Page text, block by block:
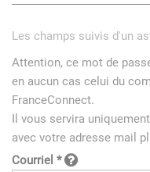
Les champs suivis d'un
Attention, ce mot de
en aucun cas celui du
FranceConnect.
Il vous servira
avec votre adresse mail
Courriel *